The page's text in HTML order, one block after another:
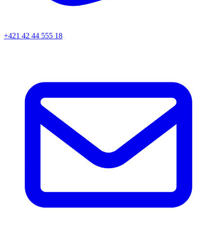
+421 42 44 555 18